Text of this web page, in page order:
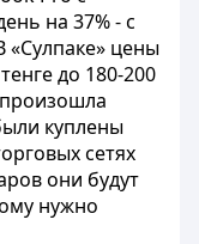
на 37% - с
«Сулпаке» цены
до 180-200
куплены
сетях
они будут
нужно